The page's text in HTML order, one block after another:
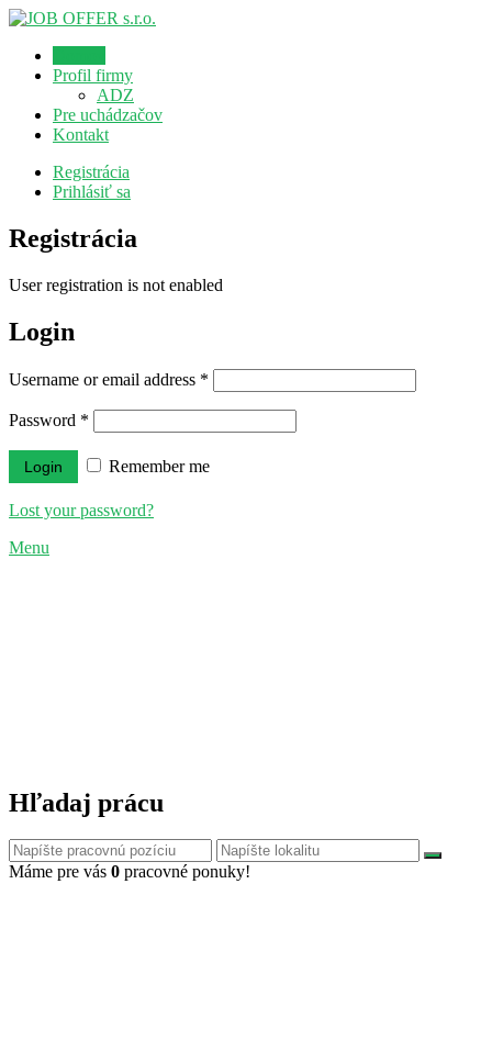
Profil firmy
ADZ
Pre uchádzačov
Kontakt
Registrácia
Prihlásiť sa
Registrácia
User registration is not enabled
Login
Username or email address *
Password *
Remember me
Lost your password?
Menu
Hľadaj prácu
Máme pre vás 0 pracovné ponuky!